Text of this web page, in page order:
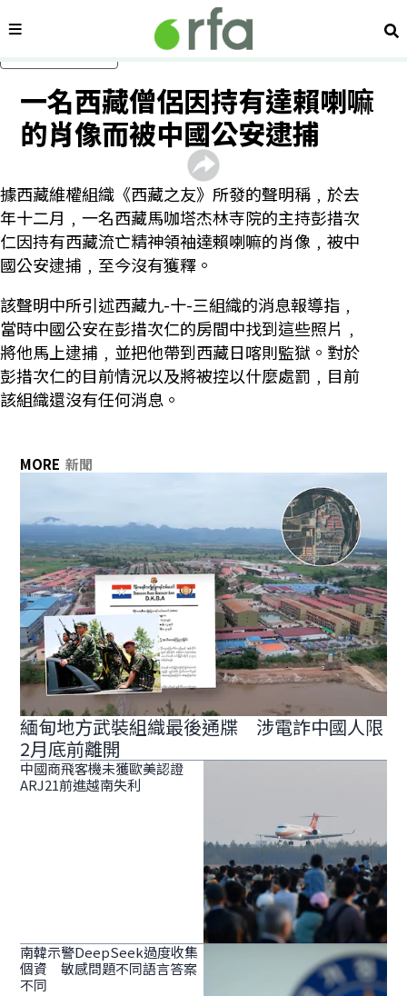
內容分類 搜
一名西藏僧侶因持有達賴喇嘛
的肖像而被中國公安逮捕
據西藏維權組織《西藏之友》所發的聲明稱﹐於去
年十二月﹐一名西藏馬咖塔杰林寺院的主持彭措次
仁因持有西藏流亡精神領袖達賴喇嘛的肖像﹐被中
國公安逮捕﹐至今沒有獲釋。
該聲明中所引述西藏九-十-三組織的消息報導指﹐
當時中國公安在彭措次仁的房間中找到這些照片﹐
將他馬上逮捕﹐並把他帶到西藏日喀則監獄。對於
彭措次仁的目前情況以及將被控以什麼處罰﹐目前
該組織還沒有任何消息。
MORE 新聞
緬甸地方武裝組織最後通牒 涉電詐中國人限
2月底前離開
中國商飛客機未獲歐美認證
ARJ21前進越南失利
南韓示警DeepSeek過度收集
個資 敏感問題不同語言答案
不同